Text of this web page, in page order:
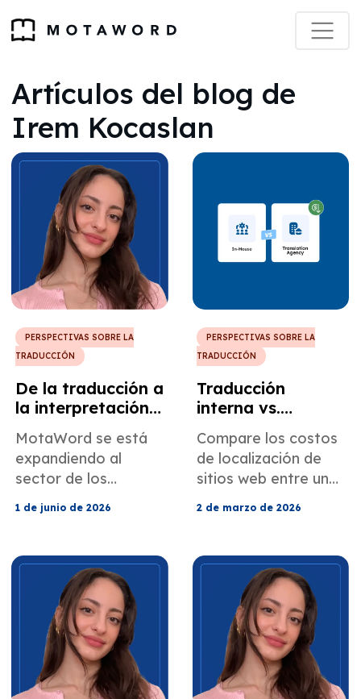
Artículos del blog de
Irem Kocaslan
PERSPECTIVAS SOBRE LA
TRADUCCIÓN
De la traducción a
la interpretación:
cómo MotaWord
está creando
nuevas
oportunidades
para los
MotaWord se está
expandiendo al
sector de los
interpretación,
traductores e
intérpretes nuevas
oportunidades en
proyectos OSI, VRI
y OPI en todo
Estados Unidos.
1 de junio de 2026
PERSPECTIVAS SOBRE LA
TRADUCCIÓN
Traducción
interna vs.
traducción: el
coste real de
traducir un sitio
web corporativo
Compare los costos
de localización de
sitios web entre una
traducción.
2 de marzo de 2026